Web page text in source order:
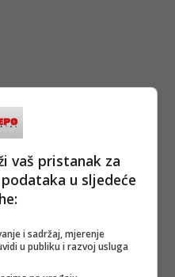
vaš pristanak za
u sljedeće
i sadržaj, mjerenje
u publiku i razvoj usluga